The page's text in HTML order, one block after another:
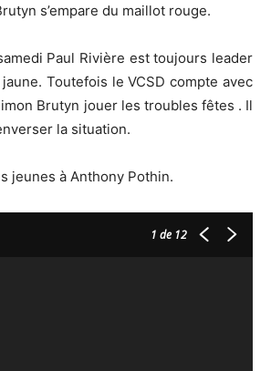
s’empare du maillot rouge.
Paul Rivière est toujours leader
Toutefois le VCSD compte avec
Brutyn jouer les troubles fêtes . Il
la situation.
jeunes à Anthony Pothin.
1 de 12